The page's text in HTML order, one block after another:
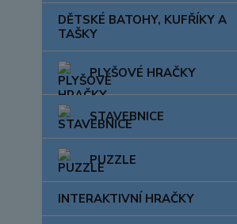
DĚTSKÉ BATOHY, KUFŘÍKY A
TAŠKY
PLYŠOVÉ HRAČKY
STAVEBNICE
PUZZLE
INTERAKTIVNÍ HRAČKY